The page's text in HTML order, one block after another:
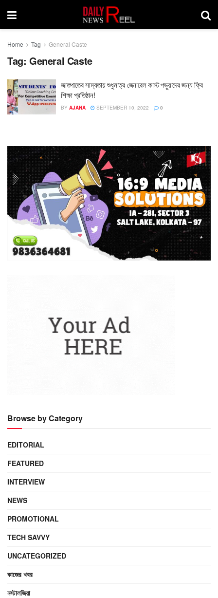
Home Tag General Caste
Tag: General Caste
জাতপাতের সাম্যতায় শুধুমাত্র জেনারেল কাস্ট পড়ুয়াদের জন্য ফ্রি
শিক্ষা প্রতিষ্ঠান!
BY AJANA SEPTEMBER 10, 2022 0
Browse by Category
EDITORIAL
FEATURED
INTERVIEW
NEWS
PROMOTIONAL
TECH SAVVY
UNCATEGORIZED
কাজের খবর
নস্টালজিয়া